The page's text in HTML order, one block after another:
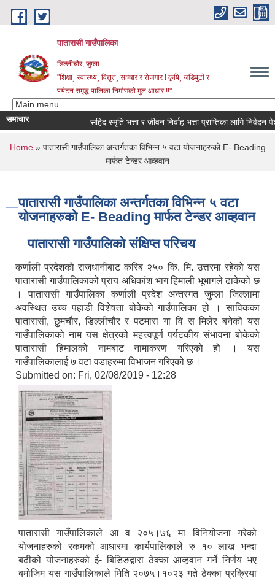
Skip to main content
पातारासी गाउँपालिका
डिल्लीचौर, जुम्ला
"शिक्षा¸ स्वास्थ्य¸ विद्युत¸ सञ्चार र रोजगार ! कृषि¸ जडिबुटी र
पर्यटन समृद्ध पालिका निर्माणको मुल आधार !!"
समाचार सहिद स्मृति भत्ता र जीवन निर्वाह भत्ता प्राप्तिका लागि निवेदन पेश
You are here
Home» पातारासी गाउँपालिका अन्तर्गतका विभिन्न ५ वटा योजनाहरुको E- Beading
मार्फत टेन्डर आव्हवान
पातारासी गाउँपालिका अन्तर्गतका विभिन्न ५ वटा
योजनाहरुको E- Beading मार्फत टेन्डर आव्हवान
पातारासी गाउँपालिको संक्षिप्त परिचय
कर्णाली प्रदेशको राजधानीबाट करिब २५० कि. मि. उत्तरमा रहेको यस
पातारासी गाउँपालिकाको प्राय अधिकांश भाग हिमाली भूभागले ढाकेको छ
। पातारासी गाउँपालिका कर्णाली प्रदेश अन्तरगत जुम्ला जिल्लामा
अवस्थित उच्च पहाडी विशेषता बोकेको गाउँपालिका हो । साविकका
पातारासी, छुमचौर, डिल्लीचौर र पटमारा गा वि स मिलेर बनेको यस
गाउँपालिकाको नाम यस क्षेत्रको महत्त्वपूर्ण पर्यटकीय संभावना बोकेको
पातारासी हिमालको नामबाट नामाकरण गरिएको हो । यस
गाउँपालिकालाई ७ वटा वडाहरुमा विभाजन गरिएको छ ।
Submitted on: Fri, 02/08/2019 - 12:28
पातारासी गाउँपालिकाले आ व २०५।७६ मा विनियोजना गरेको
योजनाहरुको रकमको आधारमा कार्यपालिकाले रु १० लाख भन्दा
बढीको योजनाहरुको ई- बिडिङद्वारा ठेक्का आव्हवान गर्ने निर्णय भए
बमोजिम यस गाउँपालिकाले मिति २०७५।१०२३ गते ठेक्का प्रक्रिया